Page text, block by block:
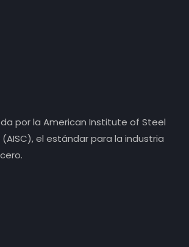
por la American Institute of Steel
el estándar para la industria